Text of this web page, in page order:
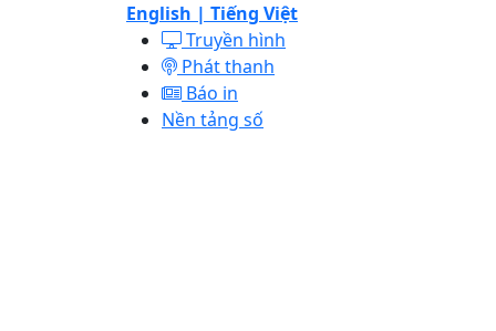
English | Tiếng Việt
Truyền hình
Phát thanh
Báo in
Nền tảng số